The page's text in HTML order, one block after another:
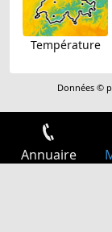
Température
Données ©
Annuaire